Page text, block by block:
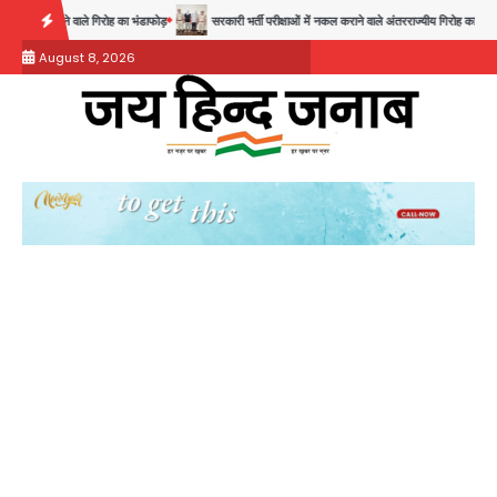
content
गिरोह का भंडाफोड़ सरकारी भर्ती परीक्षाओं में नकल कराने वाले अंतरराज्यीय गिरोह का भंडाफोड़,
August 8, 2026